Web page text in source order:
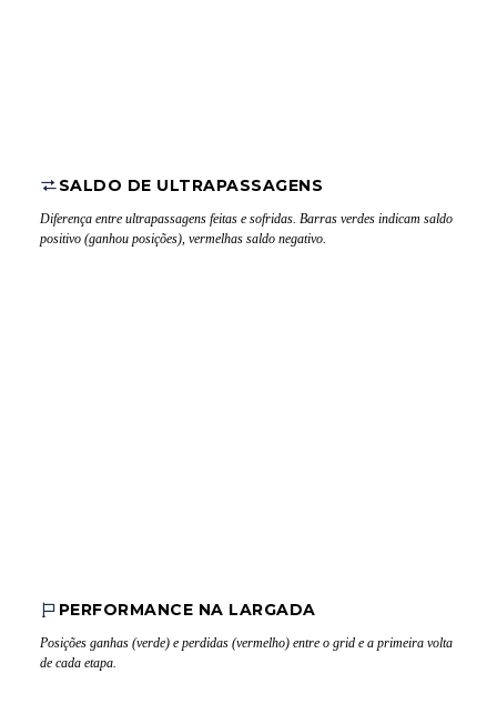
SALDO DE ULTRAPASSAGENS
Diferença entre ultrapassagens feitas e sofridas. Barras verdes indicam saldo
positivo (ganhou posições), vermelhas saldo negativo.
PERFORMANCE NA LARGADA
Posições ganhas (verde) e perdidas (vermelho) entre o grid e a primeira volta
de cada etapa.